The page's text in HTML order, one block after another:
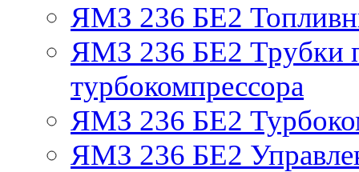
ЯМЗ 236 БЕ2
ЯМЗ 236 БЕ2 Трубки
турбокомпрессора
ЯМЗ 236 БЕ2
ЯМЗ 236 БЕ2